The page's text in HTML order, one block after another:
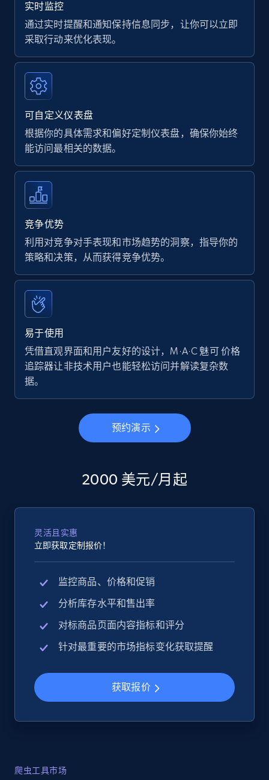
实时监控
通过实时提醒和通知保持信息同步，让你可以立即
采取行动来优化表现。
可自定义仪表盘
根据你的具体需求和偏好定制仪表盘，确保你始终
能访问最相关的数据。
竞争优势
利用对竞争对手表现和市场趋势的洞察，指导你的
策略和决策，从而获得竞争优势。
易于使用
凭借直观界面和用户友好的设计，M·A·C 魅可 价格
追踪器让非技术用户也能轻松访问并解读复杂数
据。
预约演示
2000 美元/月起
灵活且实惠
立即获取定制报价！
监控商品、价格和促销
分析库存水平和售出率
对标商品页面内容指标和评分
针对最重要的市场指标变化获取提醒
获取报价
爬虫工具市场